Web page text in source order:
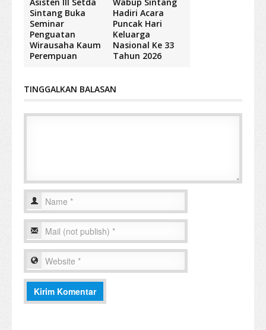
Sintang Buka
Seminar
Penguatan
Wirausaha Kaum
Perempuan
Hadiri Acara
Puncak Hari
Keluarga
Nasional Ke 33
Tahun 2026
TINGGALKAN BALASAN